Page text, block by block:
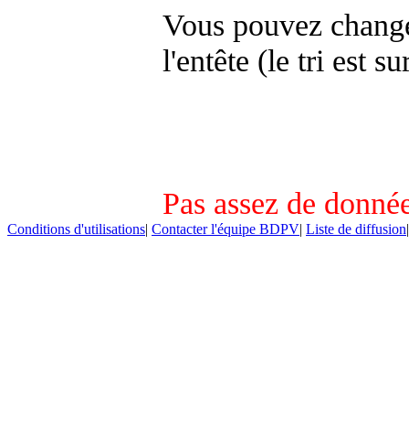
Vous pouvez
l'entête (le tri est
Pas assez de
Conditions d'utilisations| Contacter l'équipe BDPV| Liste de diffusion